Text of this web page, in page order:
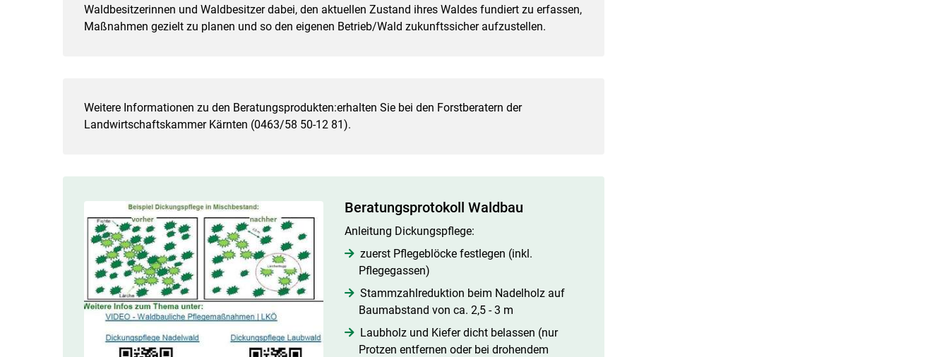
Waldbesitzerinnen und Waldbesitzer dabei, den aktuellen Zustand ihres Waldes fundiert zu erfassen,
Maßnahmen gezielt zu planen und so den eigenen Betrieb/​Wald zukunftssicher aufzustellen.
Weitere Informationen zu den Beratungsprodukten:erhalten Sie bei den Forstberatern der
Landwirtschaftskammer Kärnten (0463/​58 50-12 81).
Beratungsprotokoll Waldbau
Anleitung Dickungspflege:
zuerst Pflegeblöcke festlegen (inkl.
Pflegegassen)
Stammzahlreduktion beim Nadelholz auf
Baumabstand von ca. 2,5 - 3 m
Laubholz und Kiefer dicht belassen (nur
Protzen entfernen oder bei drohendem